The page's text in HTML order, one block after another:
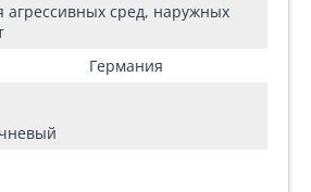
агрессивных сред, наружных
Германия